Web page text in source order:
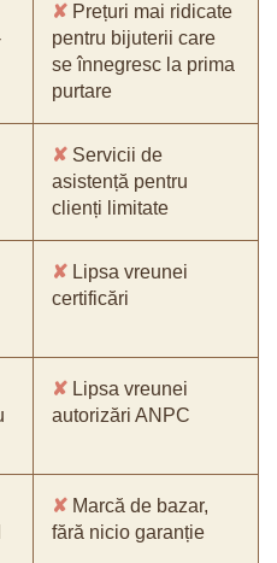
✘ Prețuri mai ridicate
pentru bijuterii care
se înnegresc la prima
purtare
✘ Servicii de
asistență pentru
clienți limitate
✘ Lipsa vreunei
certificări
✘ Lipsa vreunei
autorizări ANPC
✘ Marcă de bazar,
fără nicio garanție